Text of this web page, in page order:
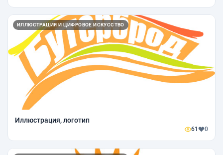
ИЛЛЮСТРАЦИЯ И ЦИФРОВОЕ ИСКУССТВО
Иллюстрация, логотип
61 0